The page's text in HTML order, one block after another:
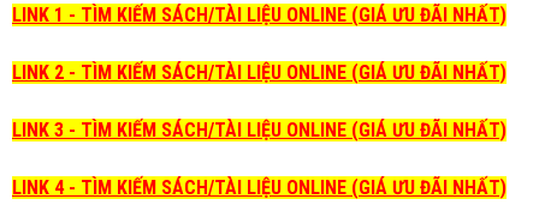
LINK 1 - TÌM KIẾM SÁCH/TÀI LIỆU ONLINE (GIÁ ƯU ĐÃI NHẤT)
LINK 2 - TÌM KIẾM SÁCH/TÀI LIỆU ONLINE (GIÁ ƯU ĐÃI NHẤT)
LINK 3 - TÌM KIẾM SÁCH/TÀI LIỆU ONLINE (GIÁ ƯU ĐÃI NHẤT)
LINK 4 - TÌM KIẾM SÁCH/TÀI LIỆU ONLINE (GIÁ ƯU ĐÃI NHẤT)